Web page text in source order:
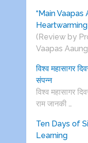
“Main Vaapas
(Review by
Vaapas
विश्व महासागर
संपन्न
विश्व महासागर
राम जानकी …
Ten Days of
Learning